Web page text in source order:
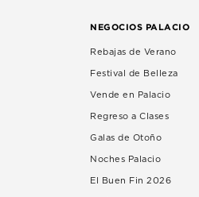
NEGOCIOS PALACIO
Rebajas de Verano
Festival de Belleza
Vende en Palacio
Regreso a Clases
Galas de Otoño
Noches Palacio
El Buen Fin 2026